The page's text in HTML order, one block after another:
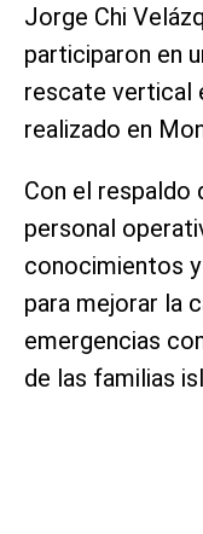
Jorge Chi
participaron en
rescate vertical
realizado en
Con el respaldo
personal
conocimientos
para mejorar la
emergencias
de las familias